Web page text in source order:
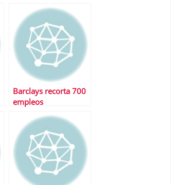
Barclays recorta 700
empleos